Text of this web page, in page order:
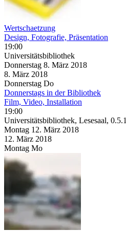
Wertschaetzung
Design, Fotografie, Präsentation
19:00
Universitätsbibliothek
Donnerstag 8. März 2018
8. März 2018
Donnerstag Do
Donnerstags in der Bibliothek
Film, Video, Installation
19:00
Universitätsbibliothek, Lesesaal, 0.5.1
Montag 12. März 2018
12. März 2018
Montag Mo